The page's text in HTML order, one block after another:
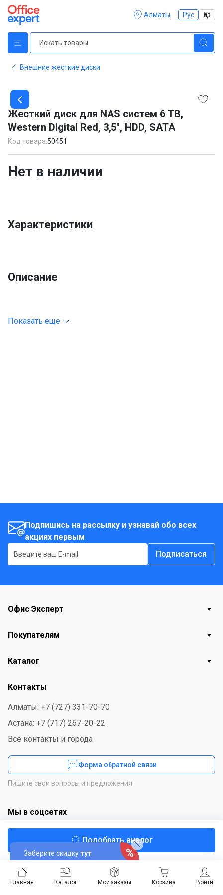
Алматы Рус Қаз
Главная Каталог Войти
Мои заказы Корзина
Внешние жесткие диски
Item
1
of
1
Жесткий диск для NAS систем 6 TB,
Western Digital Red, 3,5", HDD, SATA
Код товара:50451
Нет в наличии
Подобрать аналог
Характеристики
Описание
Показать еще
Подпишись на рассылку и узнавай обо всех
акциях первым
Подписаться
Заберите скидкутут
Офис Эксперт
Покупателям
Каталог
Контакты
Алматы: +7 (727) 331-70-70
Астана: +7 (717) 267-20-22
Все контакты и города
Форма обратной связи
Пишите свои вопросы и предложения
Мы в соцсетях
Скачайте приложение